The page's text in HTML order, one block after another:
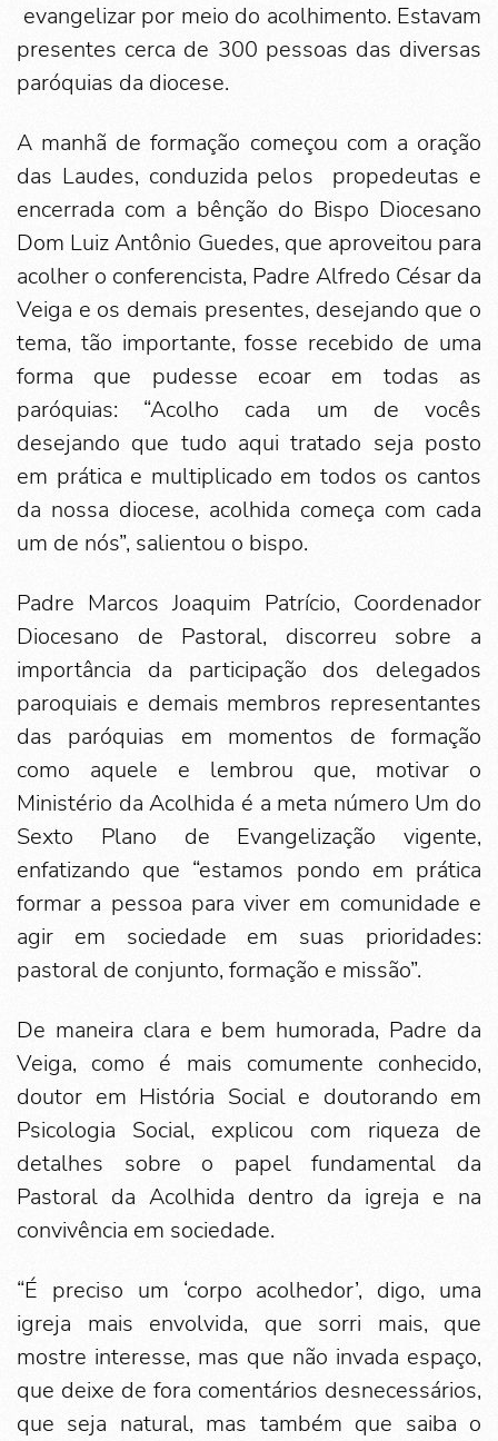
evangelizar por meio do acolhimento. Estavam
presentes cerca de 300 pessoas das diversas
paróquias da diocese.
A manhã de formação começou com a oração
das Laudes, conduzida pelos propedeutas e
encerrada com a bênção do Bispo Diocesano
Dom Luiz Antônio Guedes, que aproveitou para
acolher o conferencista, Padre Alfredo César da
Veiga e os demais presentes, desejando que o
tema, tão importante, fosse recebido de uma
forma que pudesse ecoar em todas as
paróquias: “Acolho cada um de vocês
desejando que tudo aqui tratado seja posto
em prática e multiplicado em todos os cantos
da nossa diocese, acolhida começa com cada
um de nós”, salientou o bispo.
Padre Marcos Joaquim Patrício, Coordenador
Diocesano de Pastoral, discorreu sobre a
importância da participação dos delegados
paroquiais e demais membros representantes
das paróquias em momentos de formação
como aquele e lembrou que, motivar o
Ministério da Acolhida é a meta número Um do
Sexto Plano de Evangelização vigente,
enfatizando que “estamos pondo em prática
formar a pessoa para viver em comunidade e
agir em sociedade em suas prioridades:
pastoral de conjunto, formação e missão”.
De maneira clara e bem humorada, Padre da
Veiga, como é mais comumente conhecido,
doutor em História Social e doutorando em
Psicologia Social, explicou com riqueza de
detalhes sobre o papel fundamental da
Pastoral da Acolhida dentro da igreja e na
convivência em sociedade.
“É preciso um ‘corpo acolhedor’, digo, uma
igreja mais envolvida, que sorri mais, que
mostre interesse, mas que não invada espaço,
que deixe de fora comentários desnecessários,
que seja natural, mas também que saiba o